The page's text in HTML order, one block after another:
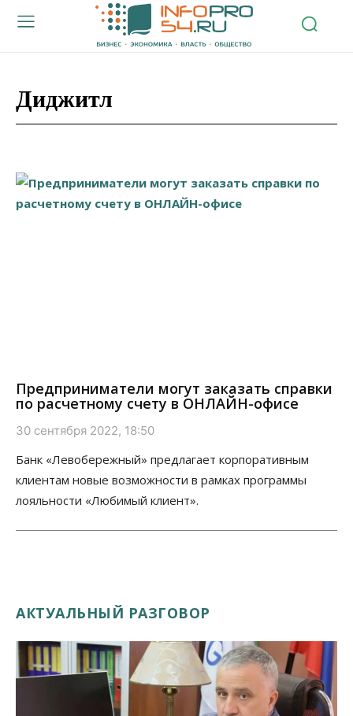
Диджитл
Предприниматели могут заказать справки
по расчетному счету в ОНЛАЙН-офисе
30 сентября 2022, 18:50
Банк «Левобережный» предлагает корпоративным
клиентам новые возможности в рамках программы
лояльности «Любимый клиент».
АКТУАЛЬНЫЙ РАЗГОВОР